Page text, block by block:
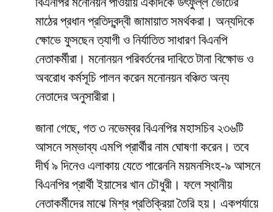
মাঠের প্রধান প্রতিদ্বন্দ্বী জামায়াত সমর্থকরা। অন্যদিকে
ক্ষোভে ফুসছেন ত্যাগী ও নির্যাতিত সাধারণ বিএনপি
নেতাকর্মীরা। মনোনয়ন পরিবর্তনের দাবিতে টানা বিক্ষোভ ও
অবরোধ কর্মসূচি পালন করেন মনোনয়ন বঞ্চিত অন্য
নেতাদের অনুসারীরা।
জানা গেছে, গত ৩ নভেম্বর বিএনপির মহাসচিব ২৩৬টি
আসনে সম্ভাব্য এমপি প্রার্থীর নাম ঘোষণা করেন। তবে
দীর্ঘ ৯ দিনেও এলাকায় যেতে পারেননি ময়মনসিংহ-৯ আসনে
বিএনপির প্রার্থী ইয়াসের খান চৌধুরী। ফলে স্থানীয়
নেতাকর্মীদের মাঝে মিশ্র প্রতিক্রিয়া তৈরি হয়। একপর্যায়ে